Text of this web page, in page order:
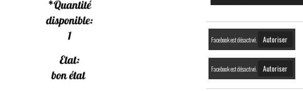
Facebook est désactivé. Autoriser
Facebook est désactivé. Autoriser